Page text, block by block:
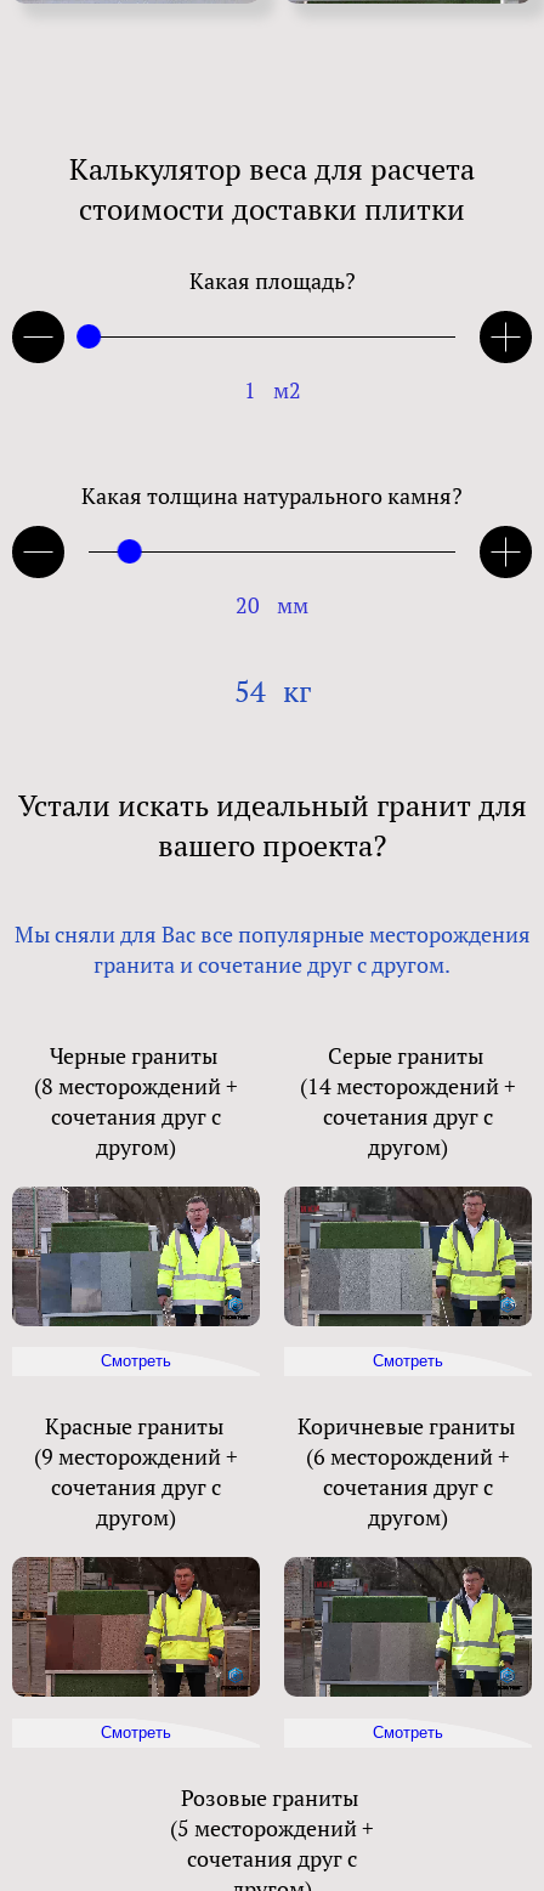
Калькулятор веса для расчета
стоимости доставки плитки
Какая площадь?
1 м2
Какая толщина натурального камня?
20 мм
54 кг
Устали искать идеальный гранит для
вашего проекта?
Мы сняли для Вас все популярные месторождения
гранита и сочетание друг с другом.
Черные граниты
(8 месторождений +
сочетания друг с
другом)
Смотреть
Серые граниты
(14 месторождений +
сочетания друг с
другом)
Смотреть
Красные граниты
(9 месторождений +
сочетания друг с
другом)
Смотреть
Коричневые граниты
(6 месторождений +
сочетания друг с
другом)
Смотреть
Розовые граниты
(5 месторождений +
сочетания друг с